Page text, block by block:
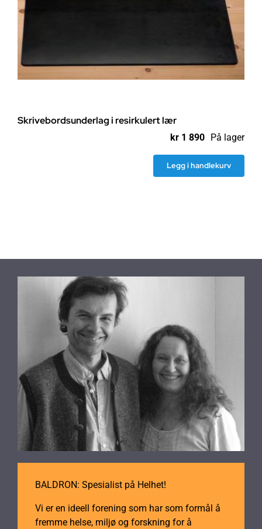
Skrivebordsunderlag i resirkulert lær
kr 1 890 På lager
Legg i handlekurv
BALDRON: Spesialist på Helhet!
Vi er en ideell forening som har som formål å
fremme helse, miljø og forskning for å